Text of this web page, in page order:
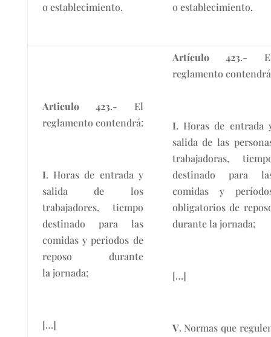
o establecimiento. o establecimiento.
Articulo 423.- El
reglamento contendrá:
I. Horas de entrada y
salida de los
trabajadores, tiempo
destinado para las
comidas y periodos de
reposo durante
la jornada;
[…]
Artículo 423.-
reglamento
I. Horas de entrada
salida de las
trabajadoras,
destinado para
comidas y
obligatorios de
durante la jornada;
[…]
V. Normas que